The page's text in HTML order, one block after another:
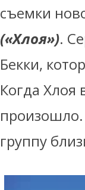
съемки
(«Хлоя»).
Бекки,
Когда Хлоя
произошло.
группу